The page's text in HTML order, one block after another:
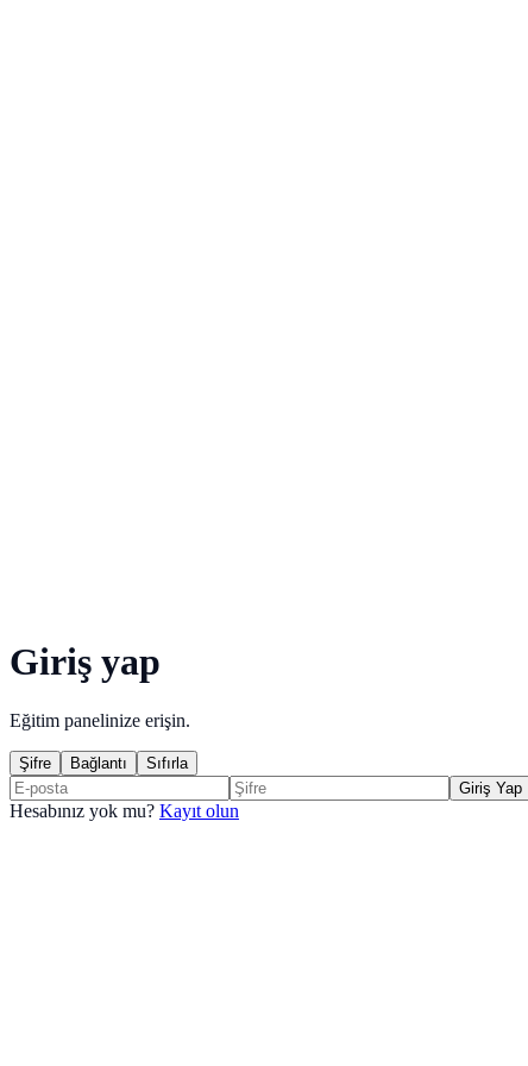
Giriş yap
Eğitim panelinize erişin.
Şifre Bağlantı
Sıfırla
Giriş Yap
Hesabınız yok mu? Kayıt olun